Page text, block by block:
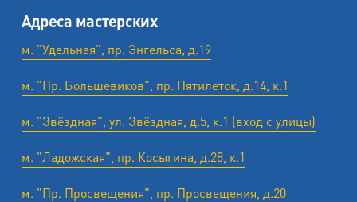
Адреса мастерских
м. "Удельная", пр. Энгельса, д.19
м. "Пр. Большевиков", пр. Пятилеток, д.14, к.1
м. "Звёздная", ул. Звёздная, д.5, к.1 (вход с улицы)
м. "Ладожская", пр. Косыгина, д.28, к.1
м. "Пр. Просвещения", пр. Просвещения, д.20